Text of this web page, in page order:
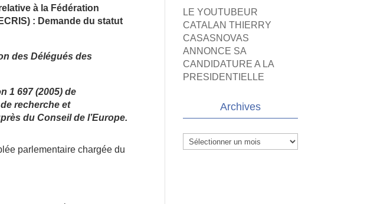
à la Fédération
: Demande du statut
des Délégués des
1 697 (2005) de
recherche et
du Conseil de l’Europe.
parlementaire chargée du
LE YOUTUBEUR
CATALAN THIERRY
CASASNOVAS
ANNONCE SA
CANDIDATURE A LA
PRESIDENTIELLE
Archives
Archives